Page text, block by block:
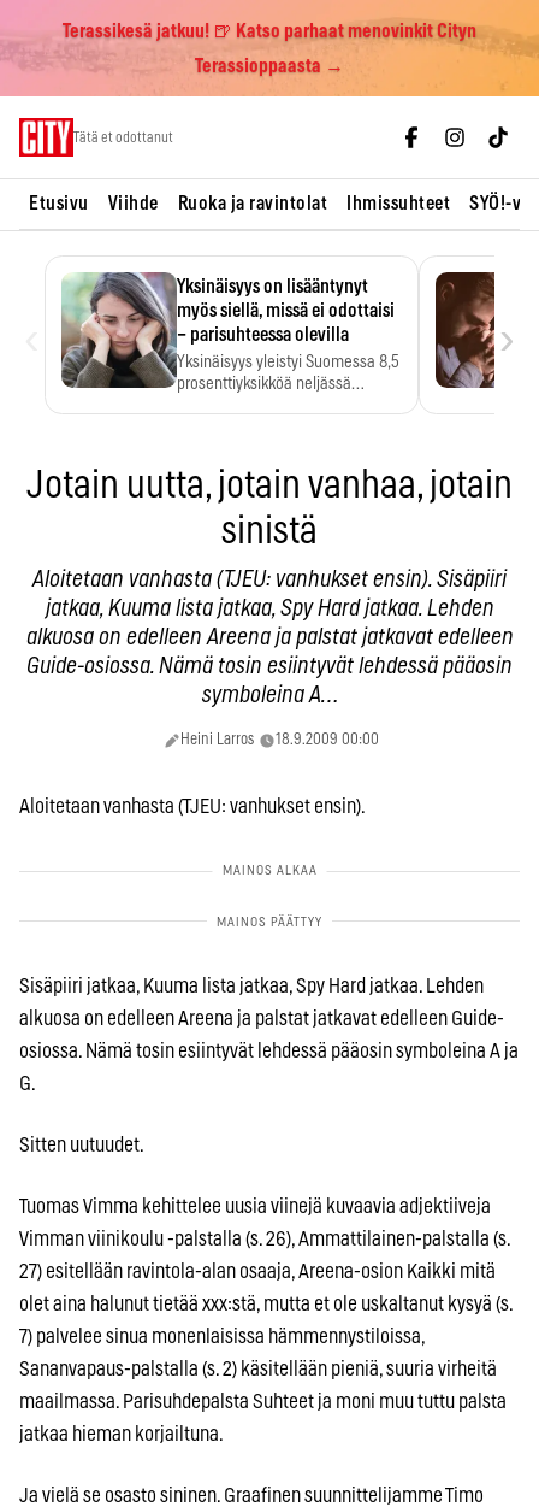
Terassikesä jatkuu! 🍺 Katso parhaat menovinkit Cityn
Terassioppaasta →
Tätä et odottanut
Etusivu Viihde Ruoka ja ravintolat Ihmissuhteet SYÖ!-
Yksinäisyys on lisääntynyt
myös siellä, missä ei odottaisi
– parisuhteessa olevilla
Yksinäisyys yleistyi Suomessa 8,5
prosenttiyksikköä neljässä
›
Jotain uutta, jotain vanhaa, jotain
sinistä
Aloitetaan vanhasta (TJEU: vanhukset ensin). Sisäpiiri
jatkaa, Kuuma lista jatkaa, Spy Hard jatkaa. Lehden
alkuosa on edelleen Areena ja palstat jatkavat edelleen
Guide-osiossa. Nämä tosin esiintyvät lehdessä pääosin
symboleina A…
Heini Larros 18.9.2009 00:00
Aloitetaan vanhasta (TJEU: vanhukset ensin).
Sisäpiiri jatkaa, Kuuma lista jatkaa, Spy Hard jatkaa. Lehden
alkuosa on edelleen Areena ja palstat jatkavat edelleen Guide-
osiossa. Nämä tosin esiintyvät lehdessä pääosin symboleina A ja
G.
Sitten uutuudet.
Tuomas Vimma kehittelee uusia viinejä kuvaavia adjektiiveja
Vimman viinikoulu -palstalla (s. 26), Ammattilainen-palstalla (s.
27) esitellään ravintola-alan osaaja, Areena-osion Kaikki mitä
olet aina halunut tietää xxx:stä, mutta et ole uskaltanut kysyä (s.
7) palvelee sinua monenlaisissa hämmennystiloissa,
Sananvapaus-palstalla (s. 2) käsitellään pieniä, suuria virheitä
maailmassa. Parisuhdepalsta Suhteet ja moni muu tuttu palsta
jatkaa hieman korjailtuna.
Ja vielä se osasto sininen. Graafinen suunnittelijamme Timo